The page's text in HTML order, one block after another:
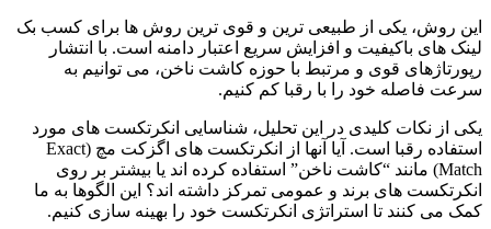
این روش، یکی از طبیعی ترین و قوی ترین روش ها برای کسب بک
لینک های باکیفیت و افزایش سریع اعتبار دامنه است. با انتشار
رپورتاژهای قوی و مرتبط با حوزه کاشت ناخن، می توانیم به
سرعت فاصله خود را با رقبا کم کنیم.
یکی از نکات کلیدی در این تحلیل، شناسایی انکرتکست های مورد
استفاده رقبا است. آیا آنها از انکرتکست های اگزکت مچ (Exact
Match) مانند “کاشت ناخن” استفاده کرده اند یا بیشتر بر روی
انکرتکست های برند و عمومی تمرکز داشته اند؟ این الگوها به ما
کمک می کنند تا استراتژی انکرتکست خود را بهینه سازی کنیم.